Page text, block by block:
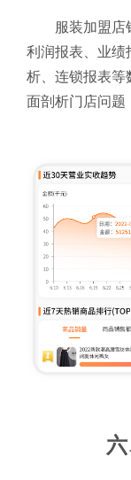
服装加盟店
利润报表、业绩
析、连锁报表等
面剖析门店问题